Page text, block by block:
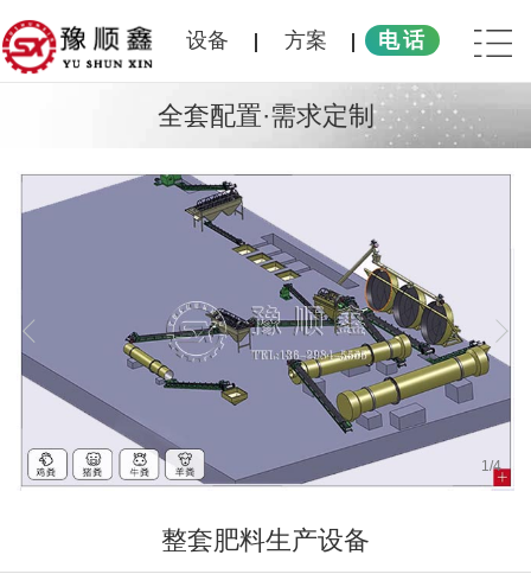
设备 方案 电话
全套配置·需求定制
1/4
整套肥料生产设备